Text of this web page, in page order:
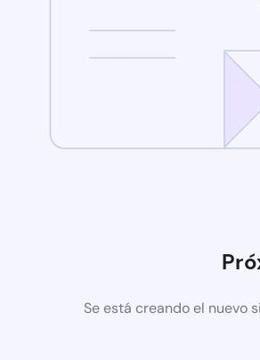
Se está creando el nuevo